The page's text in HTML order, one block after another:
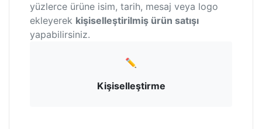
yüzlerce ürüne isim, tarih, mesaj veya logo
ekleyerek kişiselleştirilmiş ürün satışı
yapabilirsiniz.
✏️
Kişiselleştirme